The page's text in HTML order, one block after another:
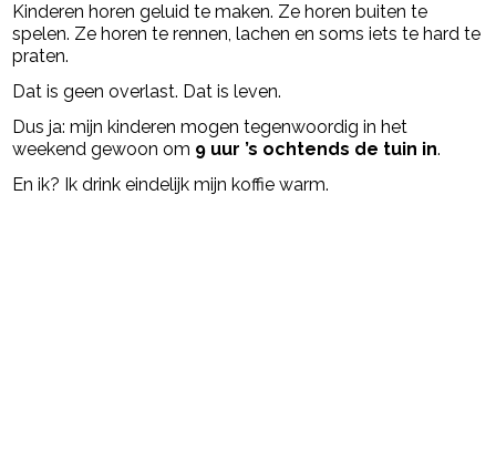
Kinderen horen geluid te maken. Ze horen buiten te
spelen. Ze horen te rennen, lachen en soms iets te hard te
praten.
Dat is geen overlast. Dat is leven.
Dus ja: mijn kinderen mogen tegenwoordig in het
weekend gewoon om 9 uur ’s ochtends de tuin in.
En ik? Ik drink eindelijk mijn koffie warm.